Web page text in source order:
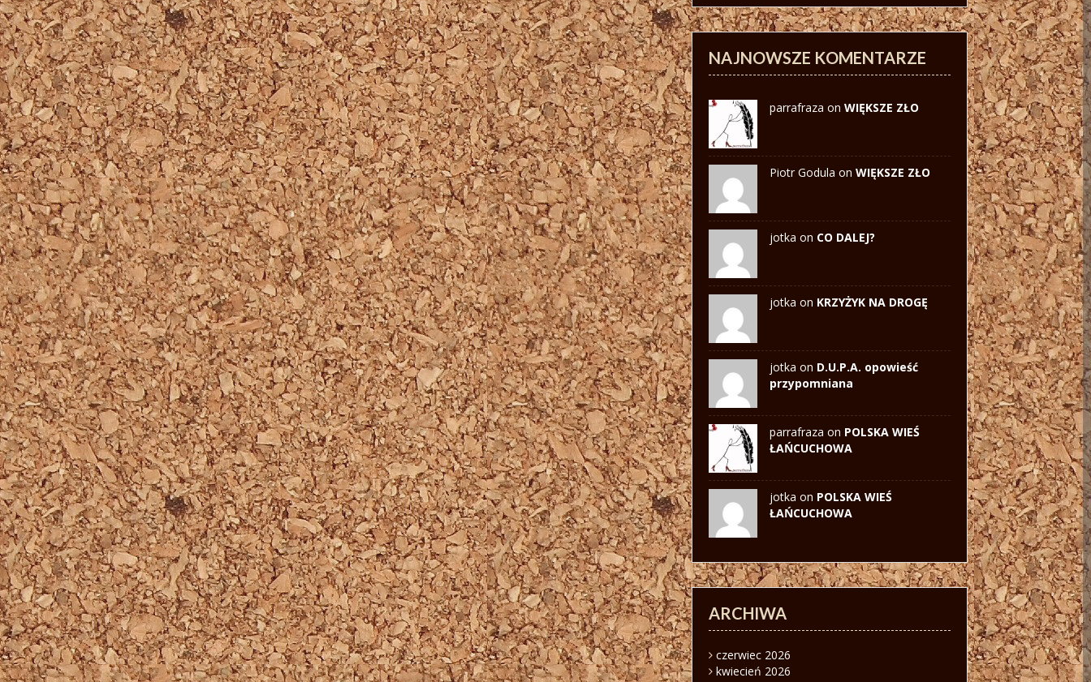
NAJNOWSZE KOMENTARZE
parrafraza on WIĘKSZE ZŁO
Piotr Godula on WIĘKSZE ZŁO
jotka on CO DALEJ?
jotka on KRZYŻYK NA DROGĘ
jotka on D.U.P.A. opowieść
przypomniana
parrafraza on POLSKA WIEŚ
ŁAŃCUCHOWA
jotka on POLSKA WIEŚ
ŁAŃCUCHOWA
ARCHIWA
czerwiec 2026
kwiecień 2026